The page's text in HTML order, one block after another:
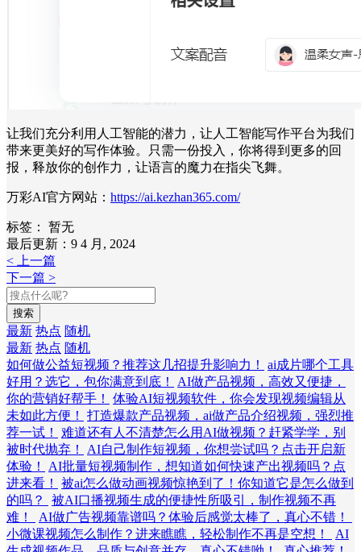
让我们充分利用人工智能的潜力，让人工智能写作平台为我们
带来更美好的写作体验。只需一份投入，你将得到更多的回
报，释放你的创作力，让语言的魔力在指尖飞舞。
万彩AI官方网站： https://ai.kezhan365.com/
标签：
暂无
最后更新：9 4 月, 2024
< 上一篇
下一篇 >
搜索
最新 热点 随机
最新 热点 随机
如何做公益短视频？推荐这几招提升影响力！
ai成片哪个工具
好用？选它，包你满意到底！
AI做产品视频，高效又便捷，
你的营销好帮手！
体验AI短视频软件，你会发现视频编辑从
未如此方便！
打造爆款产品视频，ai做产品介绍视频，强烈推
荐一试！
难道还有人不清楚怎么用AI做视频？赶紧学学，别
被时代抛弃！
AI自己制作短视频，你想尝试吗？点击开启新
体验！
AI批量短视频制作，想知道如何快速产出视频吗？点
进来看！
被ai怎么做动画视频惊艳到了！你知道它是怎么做到
的吗？
被AI口播视频生成的便捷性所吸引，制作视频不再
难！
AI做广告视频靠谱吗？体验后感觉太棒了，真心不错！
小微课视频怎么制作？进来瞧瞧，轻松制作不再是空想！
AI